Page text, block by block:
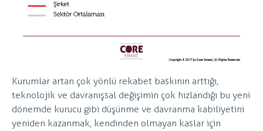
Kurumlar artan çok yönlü rekabet baskının arttığı,
teknolojik ve davranışsal değişimin çok hızlandığı bu yeni
dönemde kurucu gibi düşünme ve davranma kabiliyetini
yeniden kazanmak, kendinden olmayan kaslar için